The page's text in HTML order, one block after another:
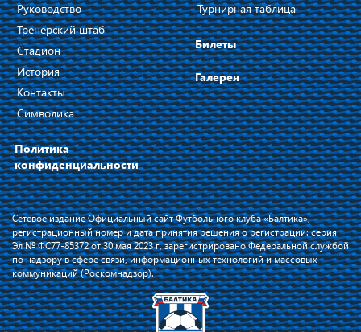
Руководство
Тренерский штаб
Стадион
История
Контакты
Символика
Политика
конфиденциальности
Турнирная таблица
Билеты
Галерея
Сетевое издание Официальный сайт Футбольного клуба «Балтика»,
регистрационный номер и дата принятия решения о регистрации: серия
Эл № ФС77-85372 от 30 мая 2023 г, зарегистрировано Федеральной службой
по надзору в сфере связи, информационных технологий и массовых
коммуникаций (Роскомнадзор).